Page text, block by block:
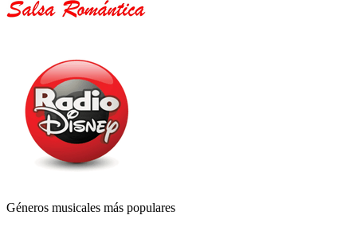
Géneros musicales más populares